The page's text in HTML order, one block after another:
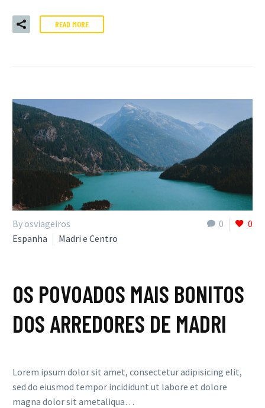
READ MORE
0 0
By osviageiros
Espanha
Madri e Centro
OS POVOADOS MAIS BONITOS
DOS ARREDORES DE MADRI
Lorem ipsum dolor sit amet, consectetur adipisicing elit,
sed do eiusmod tempor incididunt ut labore et dolore
magna dolor sit ametaliqua…